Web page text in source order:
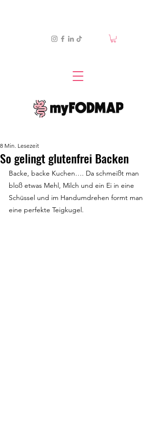
So gelingt glutenfrei Backen
8 Min. Lesezeit
Backe, backe Kuchen…. Da schmeißt man
bloß etwas Mehl, Milch und ein Ei in eine
Schüssel und im Handumdrehen formt man
eine perfekte Teigkugel.